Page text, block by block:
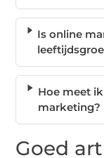
Is online
Hoe meet
marketing?
Goed